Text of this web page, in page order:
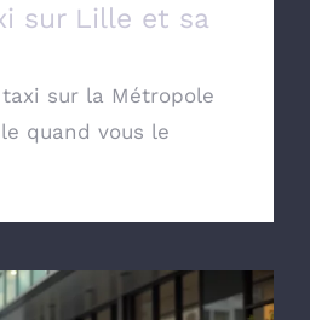
sur Lille et sa
sur la Métropole
quand vous le